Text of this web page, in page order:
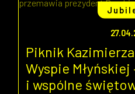
Piknik
Wyspie Młyńskiej
i wspólne